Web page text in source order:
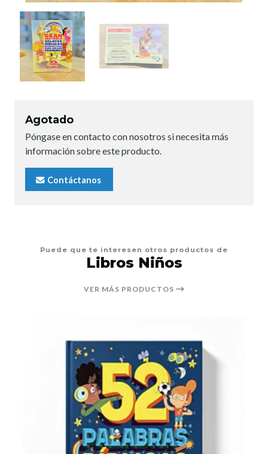
Agotado
Póngase en contacto con nosotros si necesita más
información sobre este producto.
Contáctanos
Puede que te interesen otros productos de
Libros Niños
VER MÁS PRODUCTOS